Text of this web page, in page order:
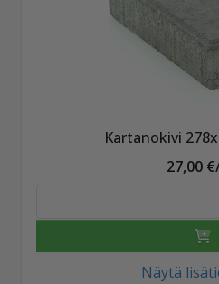
Kartanokivi
27,00
Näytä